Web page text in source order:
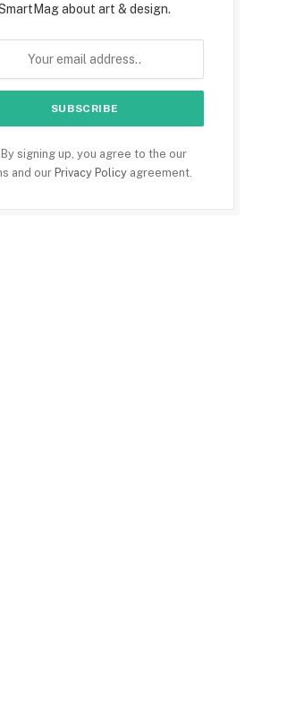
about art & design.
By signing up, you agree to the our
and our Privacy Policy agreement.